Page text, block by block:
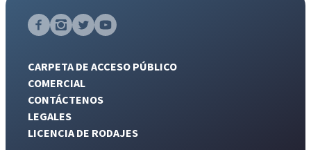
CARPETA DE ACCESO PÚBLICO
COMERCIAL
CONTÁCTENOS
LEGALES
LICENCIA DE RODAJES